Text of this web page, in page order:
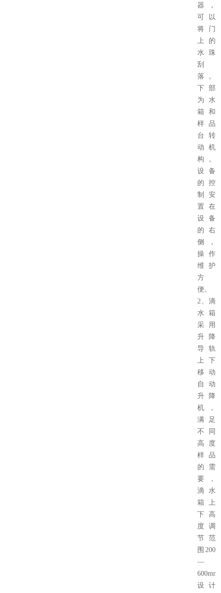
器，
可以
将门
上的
水珠
刮
落。
下部
为水
箱和
样品
台转
动机
构。
设备
的控
制安
置在
设备
的右
侧，
操作
维护
方
便。
2、滴
水箱
采用
升降
导轨
上下
移动
自动
升降
机，
满足
不同
高度
样品
的需
要，
滴水
箱上
下高
度调
节范
围200
—
600mm
设计